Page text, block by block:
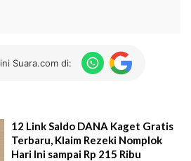
Suara.com di:
12 Link Saldo DANA Kaget Gratis
Terbaru, Klaim Rezeki Nomplok
Hari Ini sampai Rp 215 Ribu